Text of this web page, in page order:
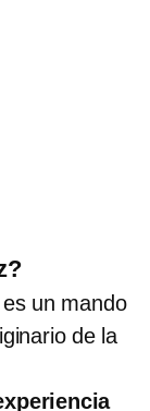
es un mando
de la